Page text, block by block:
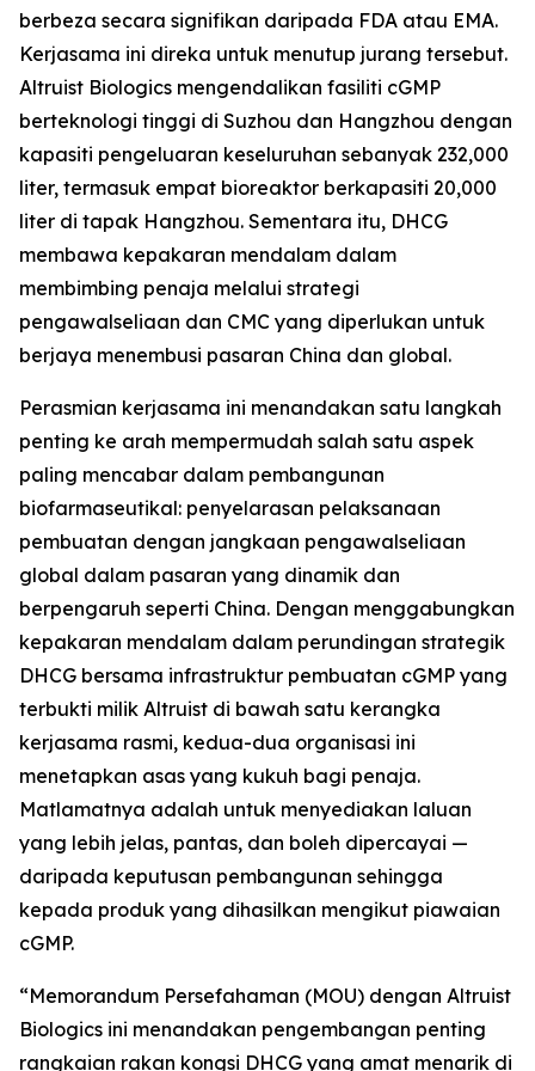
berbeza secara signifikan daripada FDA atau EMA.
Kerjasama ini direka untuk menutup jurang tersebut.
Altruist Biologics mengendalikan fasiliti cGMP
berteknologi tinggi di Suzhou dan Hangzhou dengan
kapasiti pengeluaran keseluruhan sebanyak 232,000
liter, termasuk empat bioreaktor berkapasiti 20,000
liter di tapak Hangzhou. Sementara itu, DHCG
membawa kepakaran mendalam dalam
membimbing penaja melalui strategi
pengawalseliaan dan CMC yang diperlukan untuk
berjaya menembusi pasaran China dan global.
Perasmian kerjasama ini menandakan satu langkah
penting ke arah mempermudah salah satu aspek
paling mencabar dalam pembangunan
biofarmaseutikal: penyelarasan pelaksanaan
pembuatan dengan jangkaan pengawalseliaan
global dalam pasaran yang dinamik dan
berpengaruh seperti China. Dengan menggabungkan
kepakaran mendalam dalam perundingan strategik
DHCG bersama infrastruktur pembuatan cGMP yang
terbukti milik Altruist di bawah satu kerangka
kerjasama rasmi, kedua-dua organisasi ini
menetapkan asas yang kukuh bagi penaja.
Matlamatnya adalah untuk menyediakan laluan
yang lebih jelas, pantas, dan boleh dipercayai —
daripada keputusan pembangunan sehingga
kepada produk yang dihasilkan mengikut piawaian
cGMP.
“Memorandum Persefahaman (MOU) dengan Altruist
Biologics ini menandakan pengembangan penting
rangkaian rakan kongsi DHCG yang amat menarik di